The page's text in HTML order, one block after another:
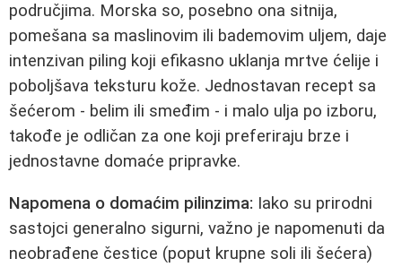
područjima. Morska so, posebno ona sitnija,
pomešana sa maslinovim ili bademovim uljem, daje
intenzivan piling koji efikasno uklanja mrtve ćelije i
poboljšava teksturu kože. Jednostavan recept sa
šećerom - belim ili smeđim - i malo ulja po izboru,
takođe je odličan za one koji preferiraju brze i
jednostavne domaće pripravke.
Napomena o domaćim pilinzima: Iako su prirodni
sastojci generalno sigurni, važno je napomenuti da
neobrađene čestice (poput krupne soli ili šećera)